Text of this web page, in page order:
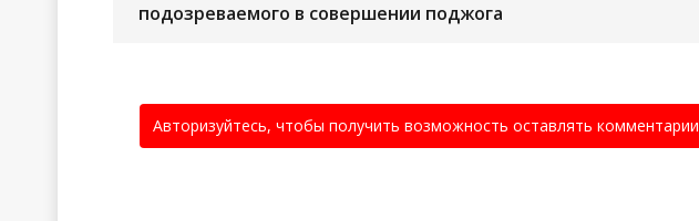
подозреваемого в совершении поджога
Авторизуйтесь, чтобы получить возможность оставлять комментарии